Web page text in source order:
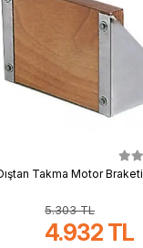
Takma Motor Braketi
5.303 TL
4.932 TL